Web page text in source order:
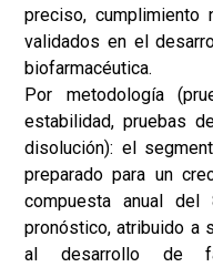
preciso, cumplimiento
validados en el
biofarmacéutica.
Por metodología
estabilidad, pruebas
disolución): el
preparado para un
compuesta anual
pronóstico, atribuido a
al desarrollo de